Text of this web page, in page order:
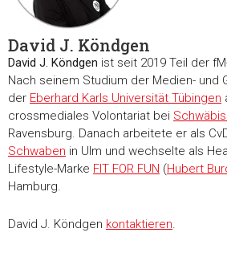
Unsere Partner führen diese
weiteren Daten zusammen, die Sie
die sie im Rahmen Ihrer Nutzung
Einwilligungsauswahl
Notwendig
Präferenzen
Statistiken
David J. Köndgen
David J. Köndgen ist seit 2019 Teil der
Nach seinem Studium der Medien- und
der Eberhard Karls Universität Tübingen
crossmediales Volontariat bei
Ravensburg. Danach arbeitete er als
Schwaben in Ulm und wechselte als
Lifestyle-Marke FIT FOR FUN (Hubert
Hamburg.
David J. Köndgen kontaktieren.